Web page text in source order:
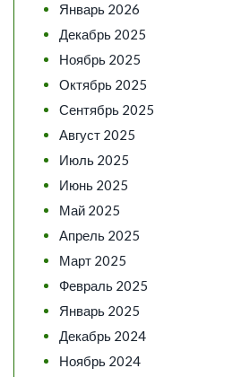
Январь 2026
Декабрь 2025
Ноябрь 2025
Октябрь 2025
Сентябрь 2025
Август 2025
Июль 2025
Июнь 2025
Май 2025
Апрель 2025
Март 2025
Февраль 2025
Январь 2025
Декабрь 2024
Ноябрь 2024